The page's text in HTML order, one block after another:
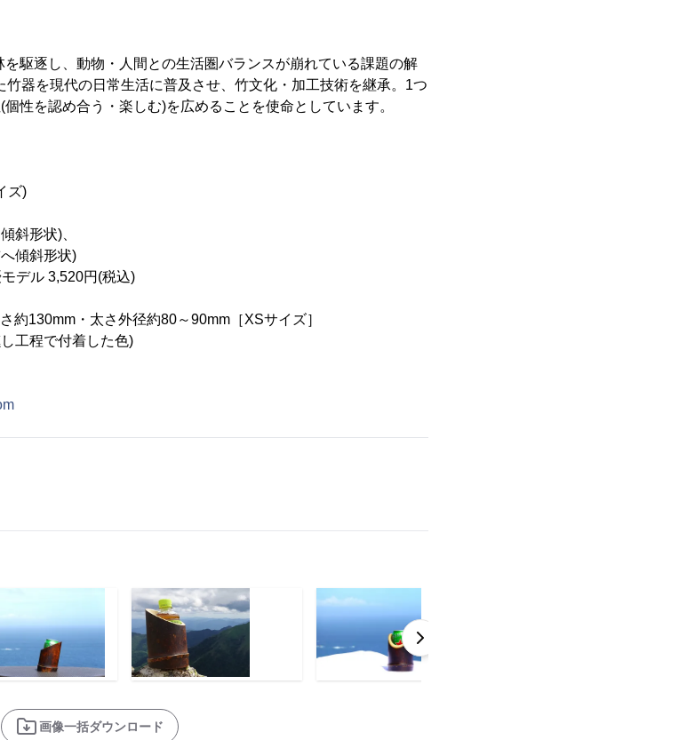
駆逐し、動物・人間との生活圏バランスが崩れている課題の解
器を現代の日常生活に普及させ、竹文化・加工技術を継承。1つ
性を認め合う・楽しむ)を広めることを使命としています。
ズ)
斜形状)、
斜形状)
デル 3,520円(税込)
130mm・太さ外径約80～90mm［XSサイズ］
工程で付着した色)
画像一括ダウンロード